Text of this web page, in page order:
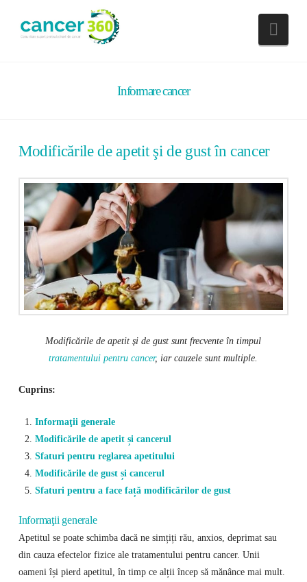
Informare cancer
Modificările de apetit şi de gust în cancer
Modificările de apetit și de gust sunt frecvente în timpul
tratamentului pentru cancer, iar cauzele sunt multiple.
Cuprins:
Informaţii generale
Modificările de apetit și cancerul
Sfaturi pentru reglarea apetitului
Modificările de gust și cancerul
Sfaturi pentru a face față modificărilor de gust
Informaţii generale
Apetitul se poate schimba dacă ne simțiți rău, anxios, deprimat sau
din cauza efectelor fizice ale tratamentului pentru cancer. Unii
oameni își pierd apetitul, în timp ce alții încep să mănânce mai mult.